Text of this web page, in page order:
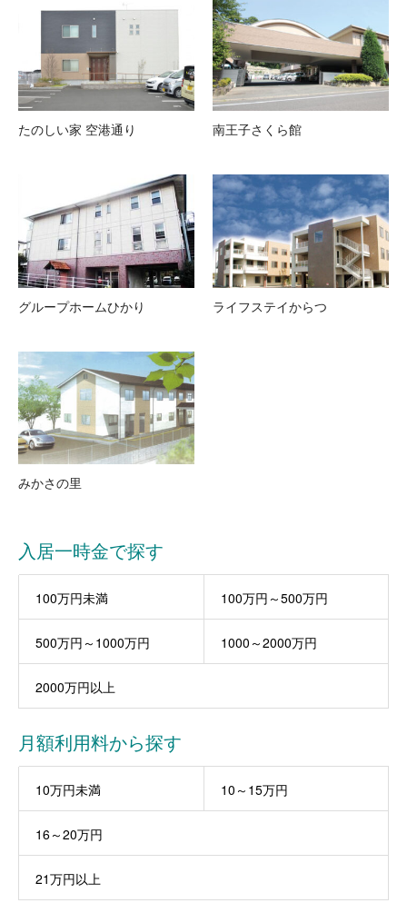
たのしい家 空港通り 南王子さくら館
グループホームひかり ライフステイからつ
みかさの里
入居一時金で探す
100万円未満 100万円～500万円
500万円～1000万円 1000～2000万円
2000万円以上
月額利用料から探す
10万円未満 10～15万円
16～20万円
21万円以上